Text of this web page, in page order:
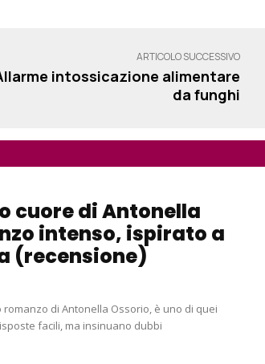
ARTICOLO SUCCESSIVO
intossicazione alimentare
da funghi
cuore di Antonella
intenso, ispirato a
(recensione)
di Antonella Ossorio, è uno di quei
facili, ma insinuano dubbi